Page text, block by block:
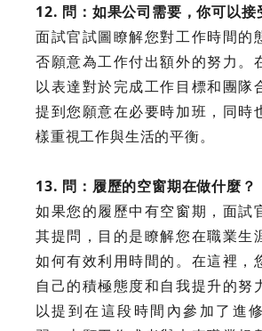
12. 問：如果公司需要，你可以接
面試官試圖瞭解您對工作時間的
否願意為工作付出額外的努力。
以表達對於完成工作目標和團隊
提到您願意在必要時加班，同時
樣重視工作與生活的平衡。
13. 問：履歷的空窗期在做什麼？
如果您的履歷中有空窗期，面試
其提問，目的是瞭解您在職業生
如何有效利用時間的。在這裡，
自己的積極態度和自我提升的努
以提到在這段時間內參加了進